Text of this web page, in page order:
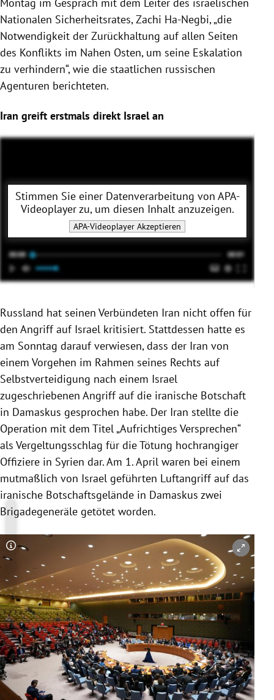
Montag im Gespräch mit dem Leiter des israelischen
Nationalen Sicherheitsrates, Zachi Ha-Negbi, „die
Notwendigkeit der Zurückhaltung auf allen Seiten
des Konflikts im Nahen Osten, um seine Eskalation
zu verhindern“, wie die staatlichen russischen
Agenturen berichteten.
Iran greift erstmals direkt Israel an
Stimmen Sie einer Datenverarbeitung von APA-
Videoplayerzu, um diesen Inhalt anzuzeigen.
APA-Videoplayer Akzeptieren
Russland hat seinen Verbündeten Iran nicht offen für
den Angriff auf Israel kritisiert. Stattdessen hatte es
am Sonntag darauf verwiesen, dass der Iran von
einem Vorgehen im Rahmen seines Rechts auf
Selbstverteidigung nach einem Israel
zugeschriebenen Angriff auf die iranische Botschaft
in Damaskus gesprochen habe. Der Iran stellte die
Operation mit dem Titel „Aufrichtiges Versprechen“
als Vergeltungsschlag für die Tötung hochrangiger
Offiziere in Syrien dar. Am 1. April waren bei einem
mutmaßlich von Israel geführten Luftangriff auf das
iranische Botschaftsgelände in Damaskus zwei
Brigadegeneräle getötet worden.
Copyright-Hinweis öffnen/schließen